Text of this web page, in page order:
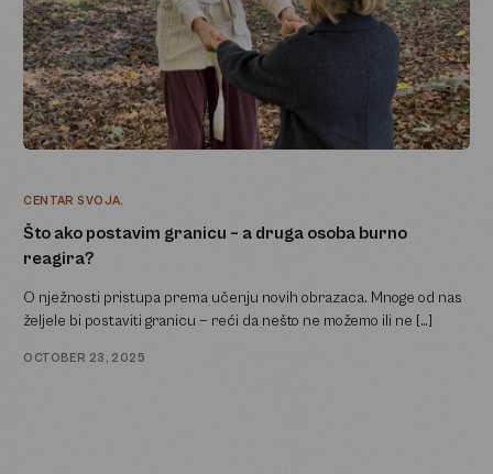
CENTAR SVOJA.
Što ako postavim granicu – a druga osoba burno
reagira?
O nježnosti pristupa prema učenju novih obrazaca. Mnoge od nas
željele bi postaviti granicu — reći da nešto ne možemo ili ne […]
OCTOBER 23, 2025